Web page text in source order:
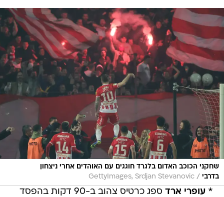
שחקני הכוכב האדום בלגרד חוגגים עם האוהדים אחרי ניצחון
בדרבי /
GettyImages, Srdjan Stevanovic
*עופרי ארד
ספג כרטיס צהוב ב-90 דקות בהפסד